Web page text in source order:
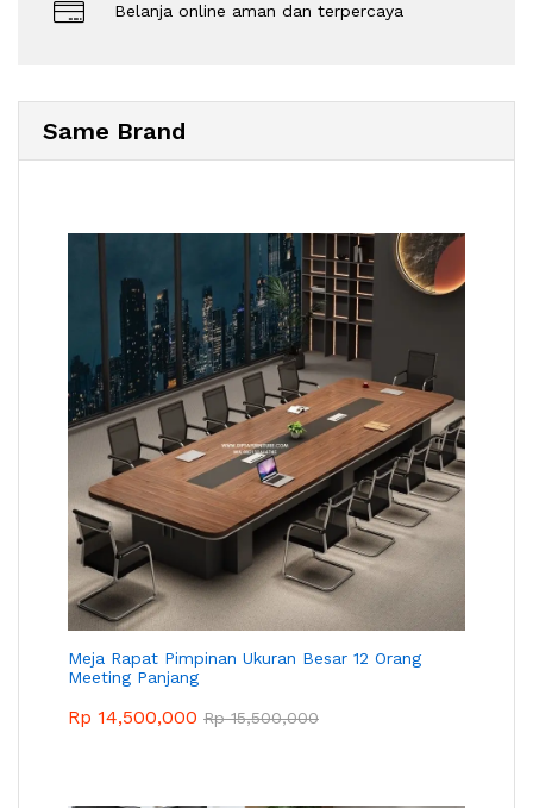
Belanja online aman dan terpercaya
Same Brand
Meja Rapat Pimpinan Ukuran Besar 12 Orang
Meeting Panjang
Rp 14,500,000 Rp15,500,000